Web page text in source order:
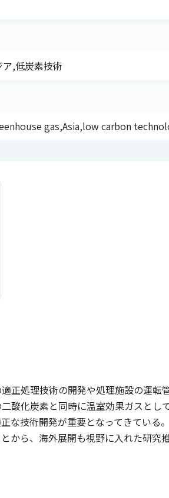
,低炭素技術
gas,Asia,low carbon
正処理技術の開発や処理施設の運
酸化炭素と同時に温室効果ガスとし
な技術開発が重要となってきてい
から、海外展開も視野に入れた研究